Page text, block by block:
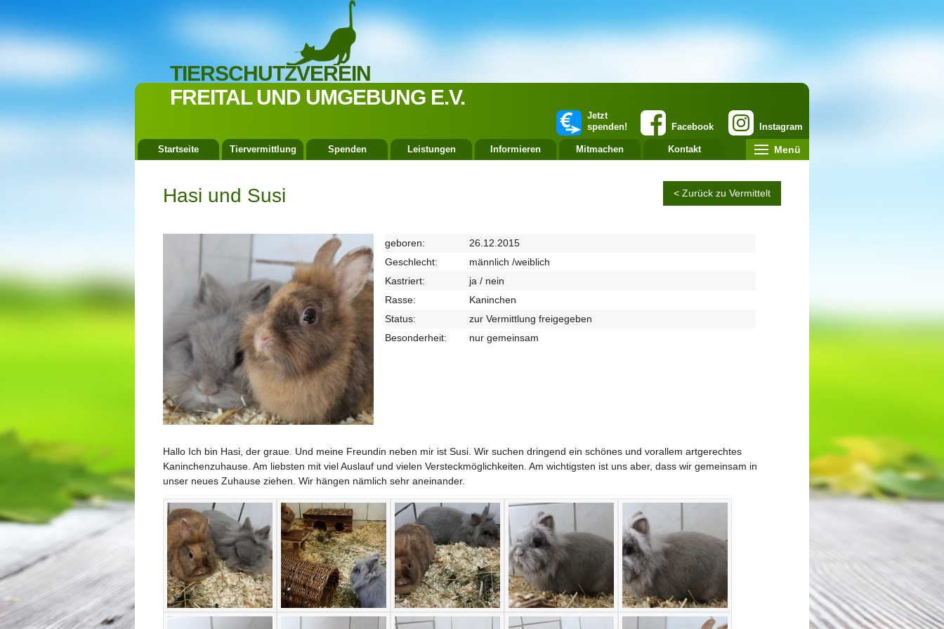
TIERSCHUTZVEREIN
FREITAL UND UMGEBUNG E.V.
Instagram
Facebook
Jetzt
spenden!
Startseite Tiervermittlung Spenden Leistungen Informieren Mitmachen Kontakt Menü
Hasi und Susi < Zurück zu Vermittelt
geboren:
26.12.2015
Geschlecht:
männlich /weiblich
Kastriert:
ja / nein
Rasse:
Kaninchen
Status:
zur Vermittlung freigegeben
Besonderheit:
nur gemeinsam
Hallo Ich bin Hasi, der graue. Und meine Freundin neben mir ist Susi. Wir suchen dringend ein schönes und vorallem artgerechtes
Kaninchenzuhause. Am liebsten mit viel Auslauf und vielen Versteckmöglichkeiten. Am wichtigsten ist uns aber, dass wir gemeinsam in
unser neues Zuhause ziehen. Wir hängen nämlich sehr aneinander.